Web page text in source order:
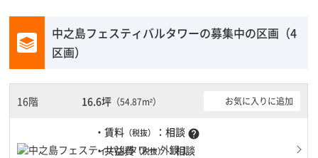
中之島フェスティバルタワーの募集中の区画（4
区画）
16階 16.6坪（54.87m²） お気に入りに追加
・賃料 （税抜） ：相談 help
・共益費（税抜）：相談